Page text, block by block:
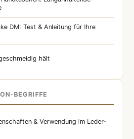
DM: Test & Anleitung für Ihre
hält
BEGRIFFE
& Verwendung im Leder-